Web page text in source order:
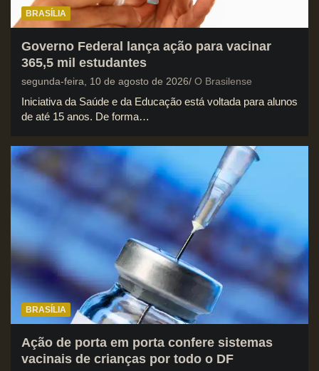
BRASÍLIA
Governo Federal lança ação para vacinar
365,5 mil estudantes
segunda-feira, 10 de agosto de 2026 O Brasilense
Iniciativa da Saúde e da Educação está voltada para alunos
de até 15 anos. De forma…
BRASÍLIA
Ação de porta em porta confere sistemas
vacinais de crianças por todo o DF